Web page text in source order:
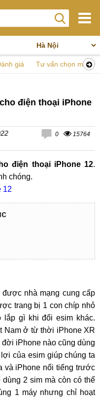
giá Tư vấn chọn mua
điện thoại iPhone
0 15764
điện thoại iPhone 12.
chóng.
12
nhà mạng cung cấp
trang bị 1 con chíp nhỏ
lắp gì khi đổi esim khác.
Nam ở từ thời iPhone XR
iPhone nào cũng dùng
của esim giúp chúng ta
và iPhone nổi tiếng trước
2 sim mà còn có thể
1 máy nhưng chỉ hoạt